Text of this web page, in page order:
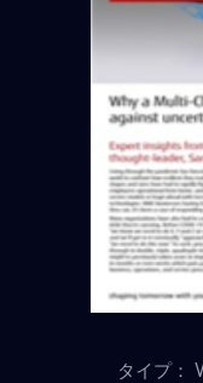
タイプ：